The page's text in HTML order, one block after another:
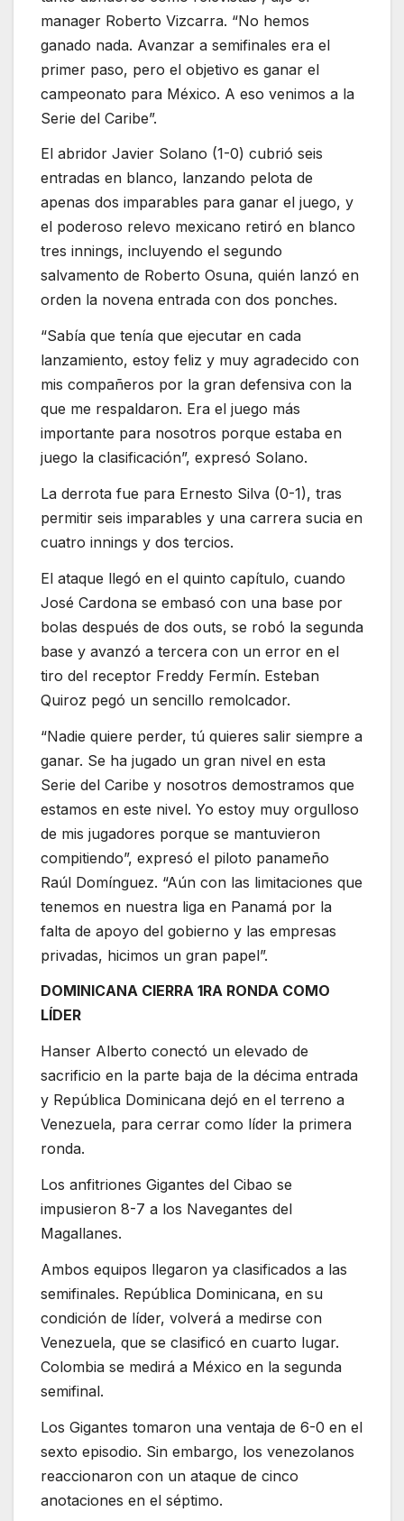
manager Roberto Vizcarra. “No hemos
ganado nada. Avanzar a semifinales era el
primer paso, pero el objetivo es ganar el
campeonato para México. A eso venimos a la
Serie del Caribe”.
El abridor Javier Solano (1-0) cubrió seis
entradas en blanco, lanzando pelota de
apenas dos imparables para ganar el juego, y
el poderoso relevo mexicano retiró en blanco
tres innings, incluyendo el segundo
salvamento de Roberto Osuna, quién lanzó en
orden la novena entrada con dos ponches.
“Sabía que tenía que ejecutar en cada
lanzamiento, estoy feliz y muy agradecido con
mis compañeros por la gran defensiva con la
que me respaldaron. Era el juego más
importante para nosotros porque estaba en
juego la clasificación”, expresó Solano.
La derrota fue para Ernesto Silva (0-1), tras
permitir seis imparables y una carrera sucia en
cuatro innings y dos tercios.
El ataque llegó en el quinto capítulo, cuando
José Cardona se embasó con una base por
bolas después de dos outs, se robó la segunda
base y avanzó a tercera con un error en el
tiro del receptor Freddy Fermín. Esteban
Quiroz pegó un sencillo remolcador.
“Nadie quiere perder, tú quieres salir siempre a
ganar. Se ha jugado un gran nivel en esta
Serie del Caribe y nosotros demostramos que
estamos en este nivel. Yo estoy muy orgulloso
de mis jugadores porque se mantuvieron
compitiendo”, expresó el piloto panameño
Raúl Domínguez. “Aún con las limitaciones que
tenemos en nuestra liga en Panamá por la
falta de apoyo del gobierno y las empresas
privadas, hicimos un gran papel”.
DOMINICANA CIERRA 1RA RONDA COMO
LÍDER
Hanser Alberto conectó un elevado de
sacrificio en la parte baja de la décima entrada
y República Dominicana dejó en el terreno a
Venezuela, para cerrar como líder la primera
ronda.
Los anfitriones Gigantes del Cibao se
impusieron 8-7 a los Navegantes del
Magallanes.
Ambos equipos llegaron ya clasificados a las
semifinales. República Dominicana, en su
condición de líder, volverá a medirse con
Venezuela, que se clasificó en cuarto lugar.
Colombia se medirá a México en la segunda
semifinal.
Los Gigantes tomaron una ventaja de 6-0 en el
sexto episodio. Sin embargo, los venezolanos
reaccionaron con un ataque de cinco
anotaciones en el séptimo.